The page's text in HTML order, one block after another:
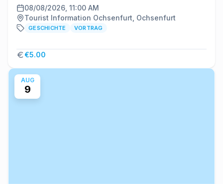
08/08/2026, 11:00 AM
Tourist Information Ochsenfurt, Ochsenfurt
GESCHICHTE VORTRAG
€5.00
AUG
9